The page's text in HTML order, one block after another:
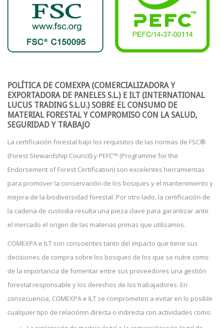
POLÍTICA DE COMEXPA (COMERCIALIZADORA Y
EXPORTADORA DE PANELES S.L.) E ILT (INTERNATIONAL
LUCUS TRADING S.L.U.) SOBRE EL CONSUMO DE
MATERIAL FORESTAL Y COMPROMISO CON LA SALUD,
SEGURIDAD Y TRABAJO
La certificación forestal bajo los requisitos de las normas de FSC®
(Forest Stewardship Council) y PEFC™ (Programme for the
Endorsement of Forest Certification) son excelentes herramientas
para promover la conservación de los bosques y el mantenimiento y
mejora de la biodiversidad forestal. Por otro lado, la certificación de
la cadena de custodia resulta una pieza clave para garantizar ante
el mercado el origen de las materias primas que utilizamos.
COMEXPA e ILT son conscientes tanto del impacto que tiene sus
decisiones de compra sobre los bosques de los que se nutre como
de la importancia de fomentar entre sus proveedores una gestión
forestal responsable y los derechos de los trabajadores. En
consecuencia, COMEXPA e ILT se comprometen a evitar en lo posible
cualquier tipo de relaciómn directa o indirecta con actividades como: